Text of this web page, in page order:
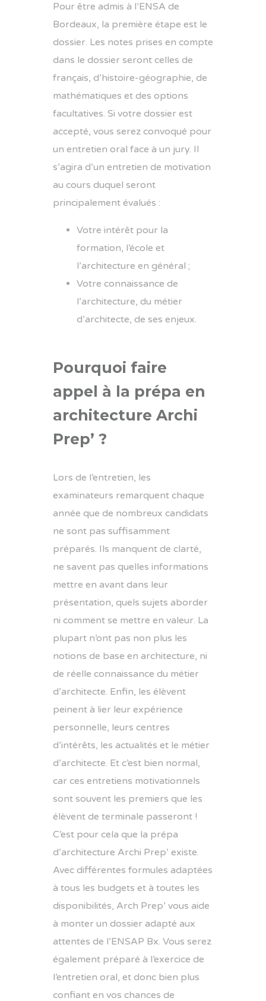
Pour être admis à l’ENSA de
Bordeaux, la première étape est le
dossier. Les notes prises en compte
dans le dossier seront celles de
français, d’histoire-géographie, de
mathématiques et des options
facultatives. Si votre dossier est
accepté, vous serez convoqué pour
un entretien oral face à un jury. Il
s’agira d’un entretien de motivation
au cours duquel seront
principalement évalués :
Votre intérêt pour la
formation, l’école et
l’architecture en général ;
Votre connaissance de
l’architecture, du métier
d’architecte, de ses enjeux.
Pourquoi faire
appel à la prépa en
architecture Archi
Prep’ ?
Lors de l’entretien, les
examinateurs remarquent chaque
année que de nombreux candidats
ne sont pas suffisamment
préparés. Ils manquent de clarté,
ne savent pas quelles informations
mettre en avant dans leur
présentation, quels sujets aborder
ni comment se mettre en valeur. La
plupart n’ont pas non plus les
notions de base en architecture, ni
de réelle connaissance du métier
d’architecte. Enfin, les élèvent
peinent à lier leur expérience
personnelle, leurs centres
d’intérêts, les actualités et le métier
d’architecte. Et c’est bien normal,
car ces entretiens motivationnels
sont souvent les premiers que les
élèvent de terminale passeront !
C’est pour cela que la prépa
d’architecture Archi Prep’ existe.
Avec différentes formules adaptées
à tous les budgets et à toutes les
disponibilités, Arch Prep’ vous aide
à monter un dossier adapté aux
attentes de l’ENSAP Bx. Vous serez
également préparé à l’exercice de
l’entretien oral, et donc bien plus
confiant en vos chances de